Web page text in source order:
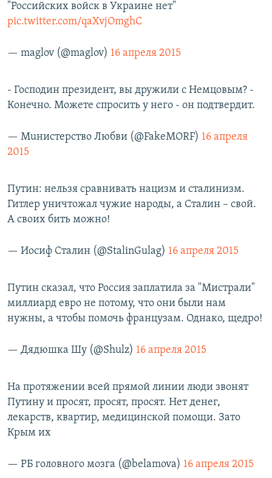
"Российских войск в Украине нет"
pic.twitter.com/qaXvjOmghC
— maglov (@maglov) 16 апреля 2015
- Господин президент, вы дружили с Немцовым? -
Конечно. Можете спросить у него - он подтвердит.
— Мuнистерство Любви (@FakeMORF) 16 апреля
2015
Путин: нельзя сравнивать нацизм и сталинизм.
Гитлер уничтожал чужие народы, а Сталин – свой.
А своих бить можно!
— Иосиф Сталин (@StalinGulag) 16 апреля 2015
Путин сказал, что Россия заплатила за "Мистрали"
миллиард евро не потому, что они были нам
нужны, а чтобы помочь французам. Однако, щедро!
— Дядюшка Шу (@Shulz) 16 апреля 2015
На протяжении всей прямой линии люди звонят
Путину и просят, просят, просят. Нет денег,
лекарств, квартир, медицинской помощи. Зато
Крым их
— РБ головного мозга (@belamova) 16 апреля 2015